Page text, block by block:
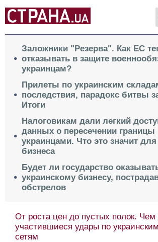
Заложники "Резерва". Как ЕС
отказывать в защите
украинцам?
Прилеты по украинским
последствия, парадокс битвы
Итоги
Налоговикам дали легкий
данных о пересечении границы
украинцами. Что это значит
бизнеса
Будет ли государство
украинскому бизнесу,
обстрелов
От роста цен до пустых полок. Чем
участившиеся удары по
сетям